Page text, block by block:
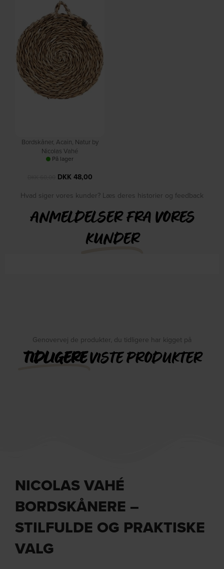
Bordskåner, Acain, Natur by
Nicolas Vahé
På lager
DKK48,00
Hvad siger vores kunder? Læs deres historier og feedback
ANMELDELSER FRA VORES
KUNDER
Genovervej de produkter, du tidligere har kigget på
TIDLIGEREVISTE PRODUKTER
NICOLAS VAHÉ
BORDSKÅNERE –
STILFULDE OG PRAKTISKE
VALG